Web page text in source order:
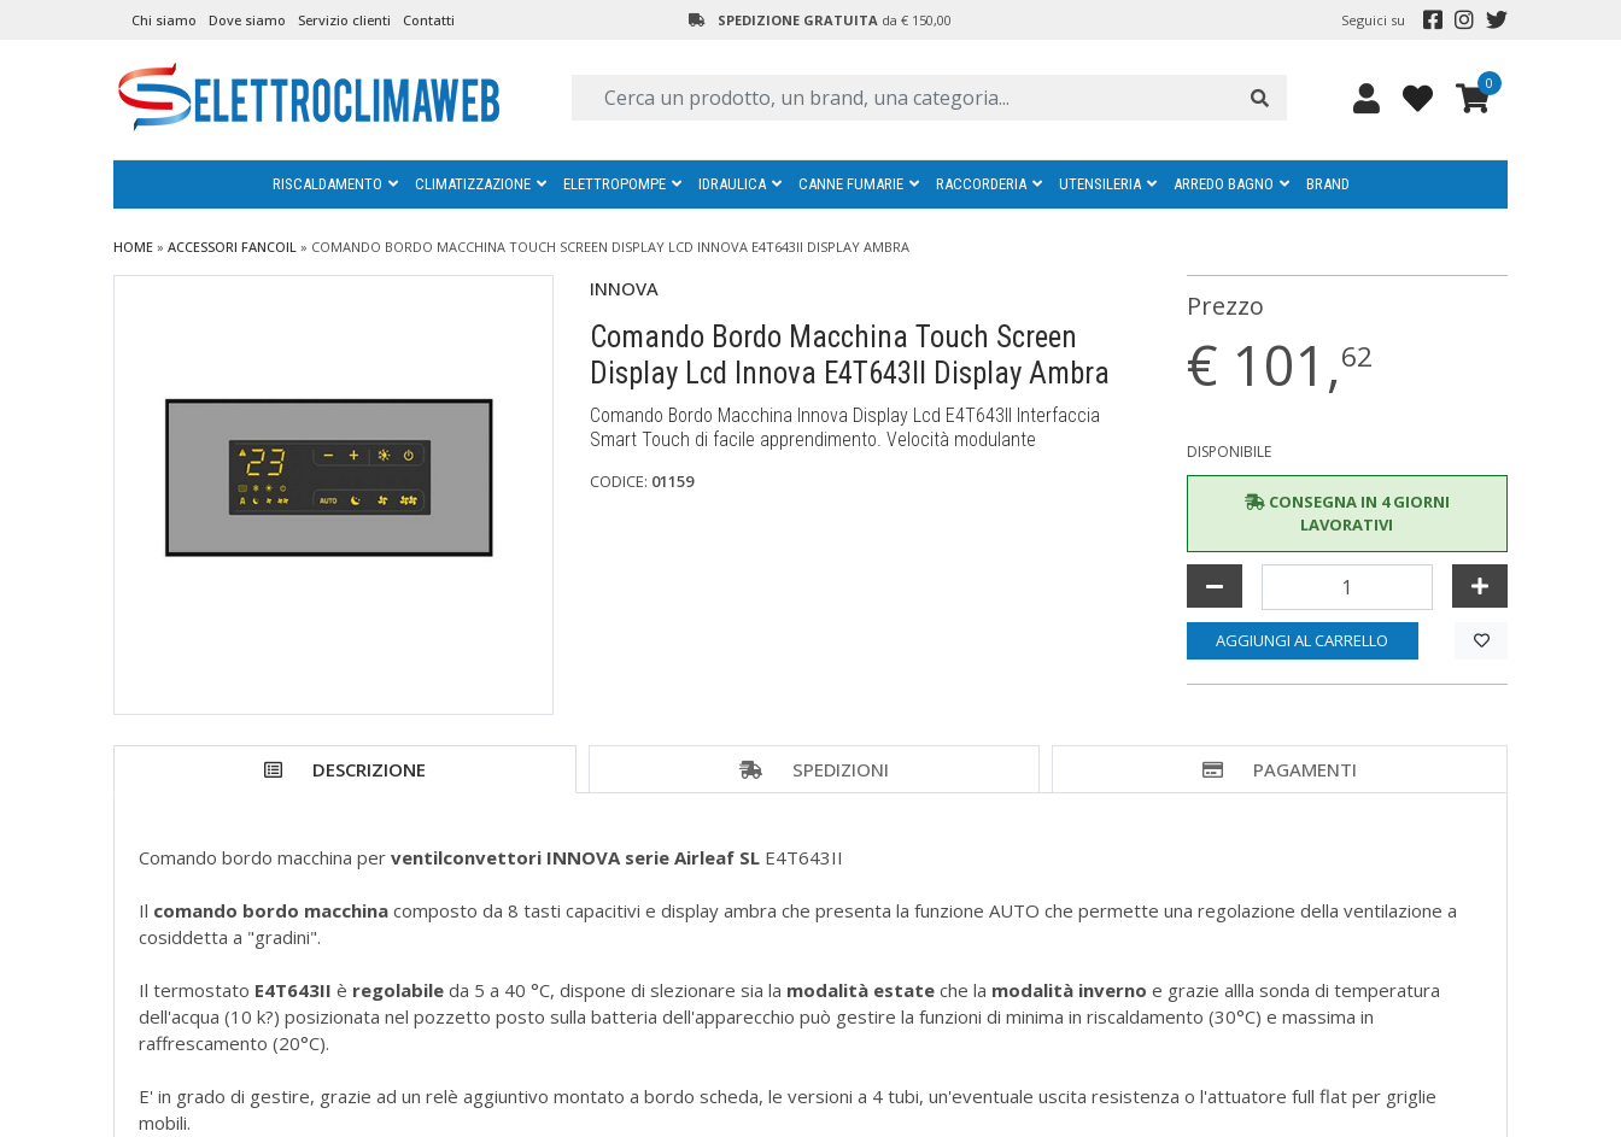
Chi siamo Dove siamo Servizio clienti Contatti SPEDIZIONE GRATUITA da € 150,00 Seguici su
0
RISCALDAMENTO CLIMATIZZAZIONE ELETTROPOMPE IDRAULICA CANNE FUMARIE RACCORDERIA UTENSILERIA ARREDO BAGNO BRAND
HOME» ACCESSORI FANCOIL» COMANDO BORDO MACCHINA TOUCH SCREEN DISPLAY LCD INNOVA E4T643II DISPLAY AMBRA
INNOVA
Comando Bordo Macchina Touch Screen
Display Lcd Innova E4T643II Display Ambra
Comando Bordo Macchina Innova Display Lcd E4T643II Interfaccia
Smart Touch di facile apprendimento. Velocità modulante
CODICE: 01159
Prezzo
€ 101,62
DISPONIBILE
CONSEGNA IN 4 GIORNI
LAVORATIVI
AGGIUNGI AL CARRELLO
DESCRIZIONE SPEDIZIONI PAGAMENTI
Comando bordo macchina per ventilconvettori INNOVA serie Airleaf SLE4T643II
Il comando bordo macchinacomposto da 8 tasti capacitivi e display ambra che presenta la funzione AUTO che permette una regolazione della ventilazione a
cosiddetta a "gradini".
Il termostato E4T643II è regolabileda 5 a 40 °C, dispone di slezionare sia la modalità estateche la modalità inverno e grazie allla sonda di temperatura
dell'acqua (10 k?) posizionata nel pozzetto posto sulla batteria dell'apparecchio può gestire la funzioni di minima in riscaldamento (30°C) e massima in
raffrescamento (20°C).
E' in grado di gestire, grazie ad un relè aggiuntivo montato a bordo scheda, le versioni a 4 tubi, un'eventuale uscita resistenza o l'attuatore full flat per griglie
mobili.